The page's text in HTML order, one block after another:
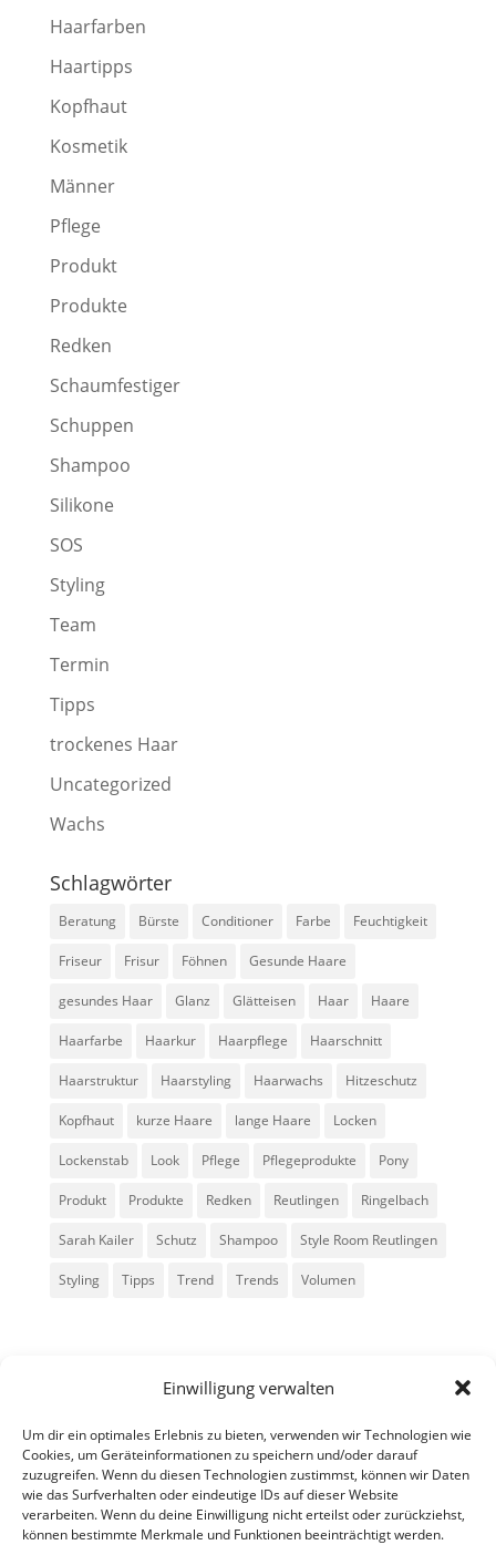
Einwilligung verwalten
Um dir ein optimales Erlebnis zu bieten, verwenden wir Technologien wie
Cookies, um Geräteinformationen zu speichern und/oder darauf
zuzugreifen. Wenn du diesen Technologien zustimmst, können wir Daten
wie das Surfverhalten oder eindeutige IDs auf dieser Website
verarbeiten. Wenn du deine Einwilligung nicht erteilst oder zurückziehst,
können bestimmte Merkmale und Funktionen beeinträchtigt werden.
Haarfarben
Haartipps
Kopfhaut
Kosmetik
Männer
Pflege
Produkt
Produkte
Redken
Schaumfestiger
Schuppen
Shampoo
Silikone
SOS
Styling
Team
Termin
Tipps
trockenes Haar
Uncategorized
Wachs
Schlagwörter
Beratung Bürste Conditioner Farbe Feuchtigkeit
Friseur Frisur Föhnen Gesunde Haare
gesundes Haar Glanz Glätteisen Haar Haare
Haarfarbe Haarkur Haarpflege Haarschnitt
Haarstruktur Haarstyling Haarwachs Hitzeschutz
Kopfhaut kurze Haare lange Haare Locken
Lockenstab Look Pflege Pflegeprodukte Pony
Produkt Produkte Redken Reutlingen Ringelbach
Sarah Kailer Schutz Shampoo Style Room Reutlingen
Styling Tipps Trend Trends Volumen
Alle Rechte vorbehalten - Sarah Kailer